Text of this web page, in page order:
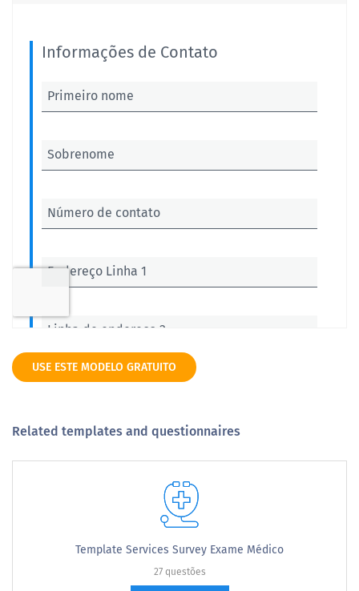
USE ESTE MODELO GRATUITO
Related templates and questionnaires
Template Services Survey Exame Médico
27 questões